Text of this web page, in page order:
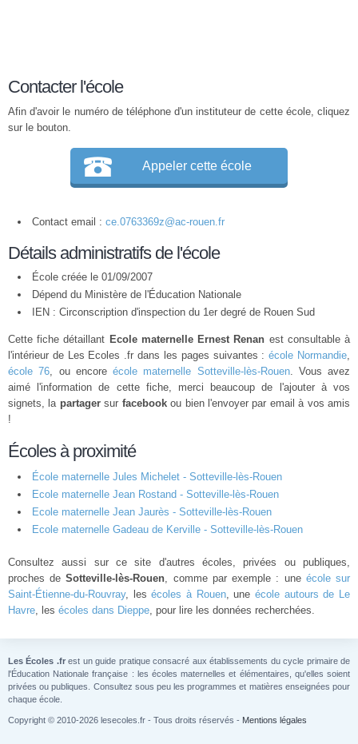
Contacter l'école
Afin d'avoir le numéro de téléphone d'un instituteur de cette école, cliquez
sur le bouton.
Appeler cette école
Contact email : ce.0763369z@ac-rouen.fr
Détails administratifs de l'école
École créée le 01/09/2007
Dépend du Ministère de l'Éducation Nationale
IEN : Circonscription d'inspection du 1er degré de Rouen Sud
Cette fiche détaillant Ecole maternelle Ernest Renan est consultable à
l'intérieur de Les Ecoles .fr dans les pages suivantes :école Normandie,
école 76, ou encore école maternelle Sotteville-lès-Rouen. Vous avez
aimé l'information de cette fiche, merci beaucoup de l'ajouter à vos
signets, la partagersur facebookou bien l'envoyer par email à vos amis
!
Écoles à proximité
École maternelle Jules Michelet - Sotteville-lès-Rouen
Ecole maternelle Jean Rostand - Sotteville-lès-Rouen
Ecole maternelle Jean Jaurès - Sotteville-lès-Rouen
Ecole maternelle Gadeau de Kerville - Sotteville-lès-Rouen
Consultez aussi sur ce site d'autres écoles, privées ou publiques,
proches deSotteville-lès-Rouen, comme par exemple : une école sur
Saint-Étienne-du-Rouvray, lesécoles à Rouen, uneécole autours de Le
Havre, les écoles dans Dieppe, pour lire les données recherchées.
Les Écoles .frest un guide pratique consacré aux établissements du cycle primaire de
l'Éducation Nationale française : les écoles maternelles et élémentaires, qu'elles soient
privées ou publiques. Consultez sous peu les programmes et matières enseignées pour
chaque école.
Copyright © 2010-2026 lesecoles.fr - Tous droits réservés - Mentions légales